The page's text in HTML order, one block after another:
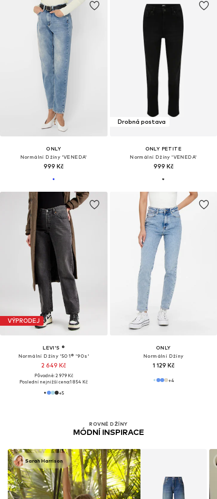
ONLY
Normální Džíny 'VENEDA'
999 Kč
Drobná postava
ONLY PETITE
Normální Džíny 'VENEDA'
999 Kč
VÝPRODEJ
LEVI'S ®
Normální Džíny '501® '90s'
2 649 Kč
Původně: 2 979 Kč
Poslední nejnižší cena:1 854 Kč
+5
ONLY
Normální Džíny
1 129 Kč
+4
ROVNÉ DŽÍNY
MÓDNÍ INSPIRACE
Sarah Harrison